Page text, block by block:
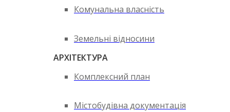
Комунальна власність
Земельні відносини
АРХІТЕКТУРА
Комплексний план
Містобудівна документація